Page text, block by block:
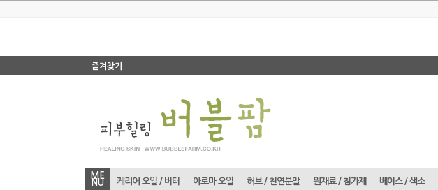
즐겨찾기
ME
NU 케리어 오일 / 버터 아로마 오일 허브 / 천연분말 원재료 / 첨가제 베이스 / 색소